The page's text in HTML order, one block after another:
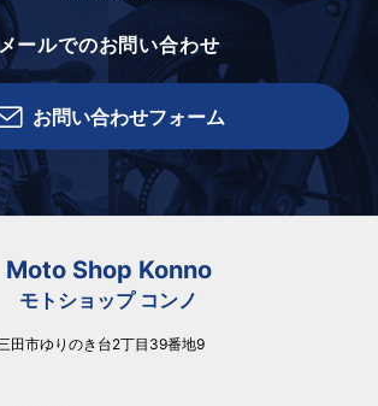
メールでのお問い合わせ
お問い合わせフォーム
Moto Shop Konno
モトショップ コンノ
市ゆりのき台2丁目39番地9